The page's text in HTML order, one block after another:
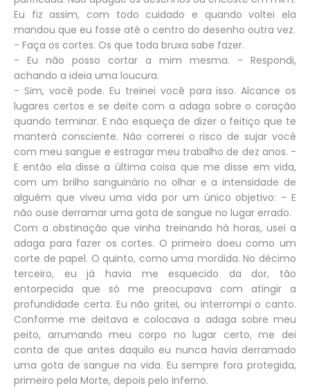
Eu fiz assim, com todo cuidado e quando voltei ela
mandou que eu fosse até o centro do desenho outra vez.
- Faça os cortes. Os que toda bruxa sabe fazer.
- Eu não posso cortar a mim mesma. - Respondi,
achando a ideia uma loucura.
- Sim, você pode. Eu treinei você para isso. Alcance os
lugares certos e se deite com a adaga sobre o coração
quando terminar. E não esqueça de dizer o feitiço que te
manterá consciente. Não correrei o risco de sujar você
com meu sangue e estragar meu trabalho de dez anos. -
E então ela disse a última coisa que me disse em vida,
com um brilho sanguinário no olhar e a intensidade de
alguém que viveu uma vida por um único objetivo: - E
não ouse derramar uma gota de sangue no lugar errado.
Com a obstinação que vinha treinando há horas, usei a
adaga para fazer os cortes. O primeiro doeu como um
corte de papel. O quinto, como uma mordida. No décimo
terceiro, eu já havia me esquecido da dor, tão
entorpecida que só me preocupava com atingir a
profundidade certa. Eu não gritei, ou interrompi o canto.
Conforme me deitava e colocava a adaga sobre meu
peito, arrumando meu corpo no lugar certo, me dei
conta de que antes daquilo eu nunca havia derramado
uma gota de sangue na vida. Eu sempre fora protegida,
primeiro pela Morte, depois pelo Inferno.